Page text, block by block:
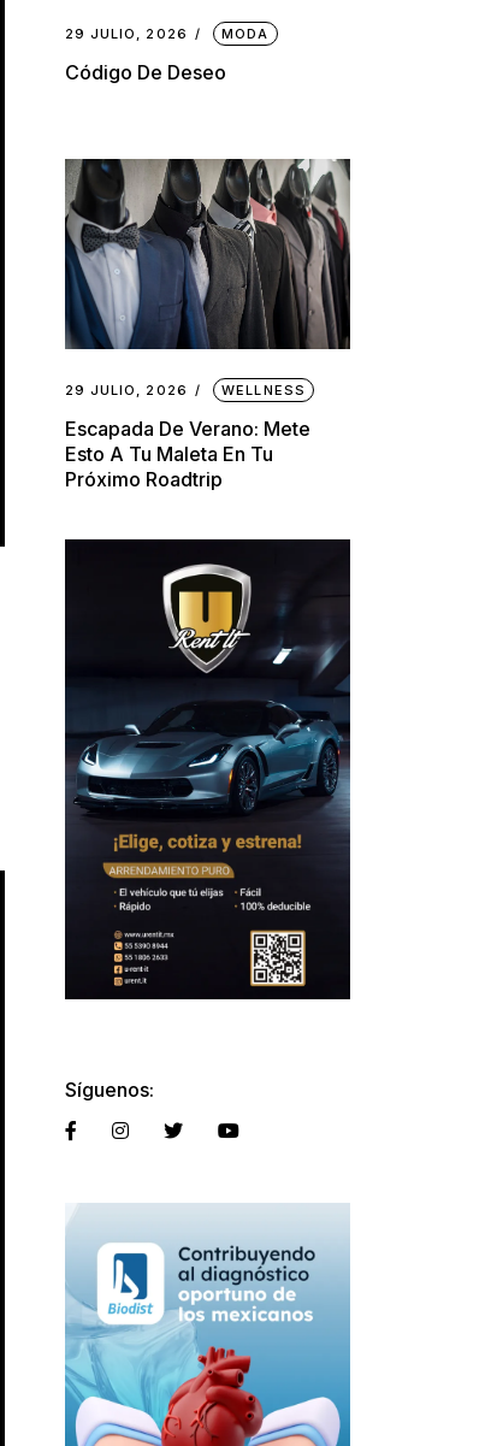
29 JULIO, 2026 MODA
Código De Deseo
29 JULIO, 2026 WELLNESS
Escapada De Verano: Mete
Esto A Tu Maleta En Tu
Próximo Roadtrip
Síguenos: